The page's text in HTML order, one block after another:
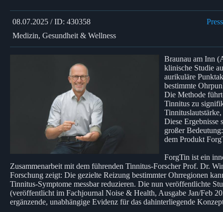
08.07.2025 / ID: 430358
Medizin, Gesundheit & Wellness
Braunau am Inn
klinische Studie
aurikuläre
bestimmte
Die Methode
Tinnitus zu
Diese Ergebnisse
großer
dem Produkt
ForgTin ist ein
Zusammenarbeit mit dem führenden Tinnitus-Forscher Prof. Dr.
Forschung zeigt: Die gezielte Reizung bestimmter Ohrregionen
Tinnitus-Symptome messbar reduzieren. Die nun veröffentlichte
(veröffentlicht im Fachjournal Noise & Health, Ausgabe Jan/Feb
ergänzende, unabhängige Evidenz für das dahinterliegende